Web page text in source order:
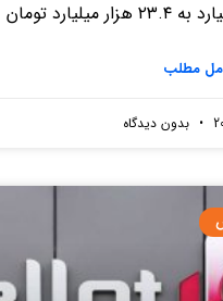
مطلب
بدون دیدگاه